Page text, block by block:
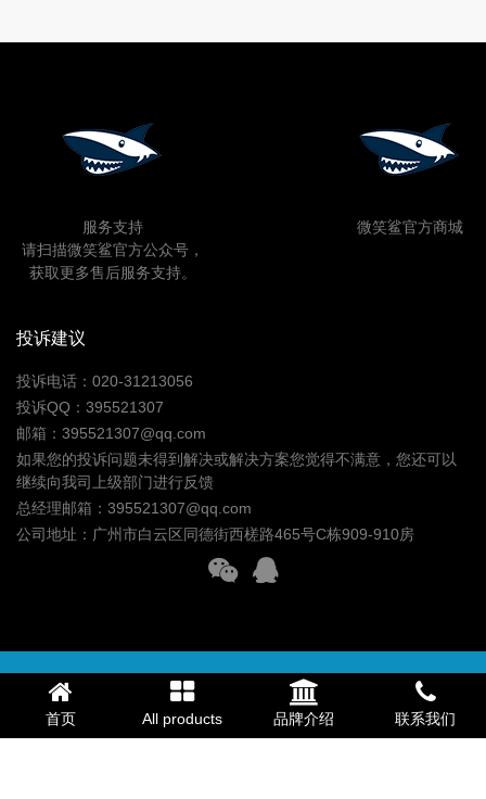
服务支持
请扫描微笑鲨官方公众号，
获取更多售后服务支持。
微笑鲨官方商城
投诉建议
投诉电话：020-31213056
投诉QQ：395521307
邮箱：395521307@qq.com
如果您的投诉问题未得到解决或解决方案您觉得不满意，您还可以
继续向我司上级部门进行反馈
总经理邮箱：395521307@qq.com
公司地址：广州市白云区同德街西槎路465号C栋909-910房
Copyright 广州市微笑鲨照明科技有限公司 版权所有，仿冒必究
（www.smilingshark.cn）
粤ICP备18003525号-1
首页 All products 品牌介绍 联系我们